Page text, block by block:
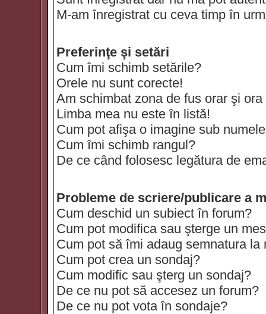
M-am înregistrat cu ceva timp în
Preferinţe şi setări
Cum îmi schimb setările?
Orele nu sunt corecte!
Am schimbat zona de fus orar şi
Limba mea nu este în listă!
Cum pot afişa o imagine sub
Cum îmi schimb rangul?
De ce când folosesc legătura de
Probleme de scriere/publicare a
Cum deschid un subiect în forum?
Cum pot modifica sau şterge un
Cum pot să îmi adaug semnatura la
Cum pot crea un sondaj?
Cum modific sau şterg un sondaj?
De ce nu pot să accesez un forum?
De ce nu pot vota în sondaje?